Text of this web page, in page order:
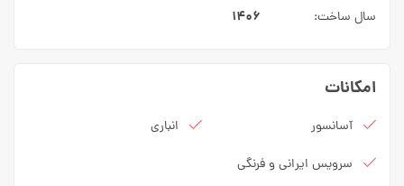
سال ساخت: ۱۴۰۶
امکانات
آسانسور
انباری
سرویس ایرانی و فرنگی